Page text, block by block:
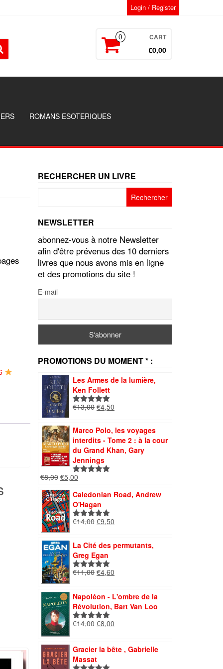
Login / Register
0 CART
€0,00
ROMANS ESOTERIQUES
RECHERCHER UN LIVRE
NEWSLETTER
abonnez-vous à notre Newsletter
afin d'être prévenus des 10 derniers
livres que nous avons mis en ligne
et des promotions du site !
E-mail
PROMOTIONS DU MOMENT * :
Les Armes de la lumière,
Ken Follett
Note5.00
€13,00 Le
initial
était :
€13,00.
€4,50
actuel
est :
€4,50.
Marco Polo, les voyages
interdits - Tome 2 : à la cour
du Grand Khan, Gary
Jennings
Note
€8,00 Le
initial
était :
€8,00.
€5,00
actuel
est :
€5,00.
Caledonian Road, Andrew
O'Hagan
Note5.00
€14,00 Le
initial
était :
€14,00.
€9,50
est :
La Cité des permutants,
Greg Egan
Note5.00
€11,00 Le
était :
€11,00.
€4,60
actuel
est :
€4,60.
Napoléon - L'ombre de la
Révolution, Bart Van Loo
Note5.00
€14,00 Le
était :
€14,00.
€8,00
est :
Gracier la bête , Gabrielle
Massat